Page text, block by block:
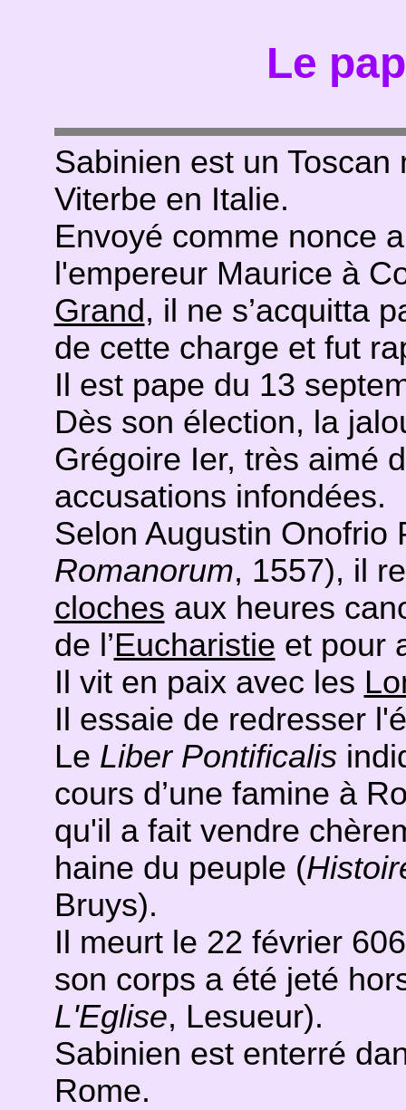
Le
Sabinien est un
Viterbe en Italie.
Envoyé comme nonce
l'empereur Maurice à
Grand , il ne s’acquitta
de cette charge et fut
Il est pape du 13
Dès son élection, la
Grégoire Ier, très aimé
accusations infondées.
Selon Augustin Onofrio
Romanorum, 1557), il
cloches aux heures
de l’Eucharistie et pour
Il vit en paix avec les
Il essaie de redresser
Le Liber Pontificalis
cours d’une famine à
qu'il a fait vendre
haine du peuple (
Bruys).
Il meurt le 22 février
son corps a été jeté
L'Eglise, Lesueur).
Sabinien est enterré
Rome.